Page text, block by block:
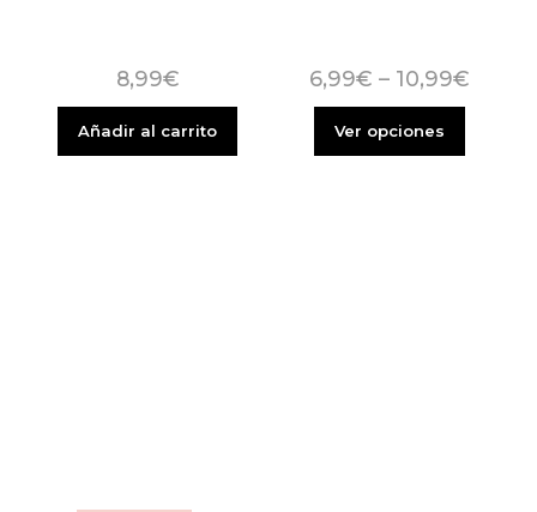
8,99€
Añadir al carrito
6,99€ – 10,99€
Ver opciones